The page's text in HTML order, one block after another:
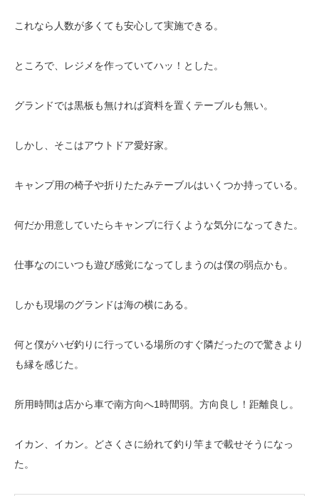
これなら人数が多くても安心して実施できる。
ところで、レジメを作っていてハッ！とした。
グランドでは黒板も無ければ資料を置くテーブルも無い。
しかし、そこはアウトドア愛好家。
キャンプ用の椅子や折りたたみテーブルはいくつか持っている。
何だか用意していたらキャンプに行くような気分になってきた。
仕事なのにいつも遊び感覚になってしまうのは僕の弱点かも。
しかも現場のグランドは海の横にある。
何と僕がハゼ釣りに行っている場所のすぐ隣だったので驚きより
も縁を感じた。
所用時間は店から車で南方向へ1時間弱。方向良し！距離良し。
イカン、イカン。どさくさに紛れて釣り竿まで載せそうになっ
た。